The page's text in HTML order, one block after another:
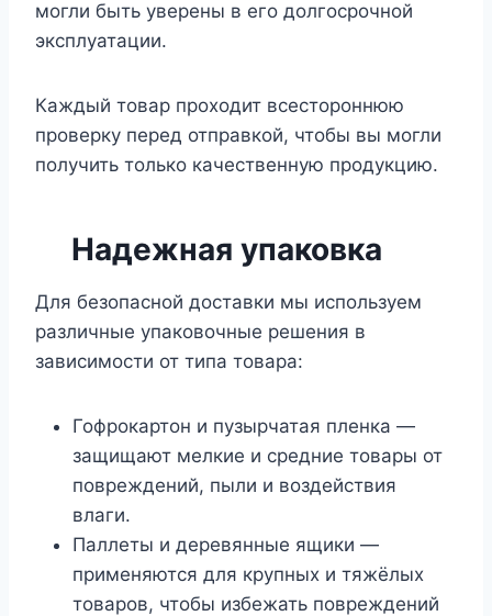
могли быть уверены в его долгосрочной
эксплуатации.
Каждый товар проходит всестороннюю
проверку перед отправкой, чтобы вы могли
получить только качественную продукцию.
Надежная упаковка
Для безопасной доставки мы используем
различные упаковочные решения в
зависимости от типа товара:
Гофрокартон и пузырчатая пленка —
защищают мелкие и средние товары от
повреждений, пыли и воздействия
влаги.
Паллеты и деревянные ящики —
применяются для крупных и тяжёлых
товаров, чтобы избежать повреждений